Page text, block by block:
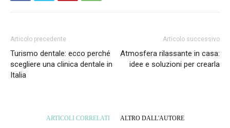
Articolo precedente
Turismo dentale: ecco perché
scegliere una clinica dentale in
Italia
Articolo successivo
Atmosfera rilassante in casa:
idee e soluzioni per crearla
ARTICOLI CORRELATI ALTRO DALL'AUTORE